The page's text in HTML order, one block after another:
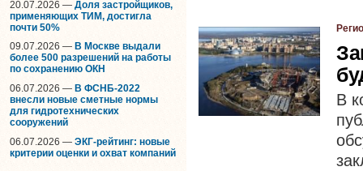
20.07.2026 — Доля застройщиков,
применяющих ТИМ, достигла
почти 50%
09.07.2026 — В Москве выдали
более 500 разрешений на работы
по сохранению ОКН
06.07.2026 — В ФСНБ-2022
внесли новые сметные нормы
для гидротехнических
сооружений
06.07.2026 — ЭКГ-рейтинг: новые
критерии оценки и охват компаний
В